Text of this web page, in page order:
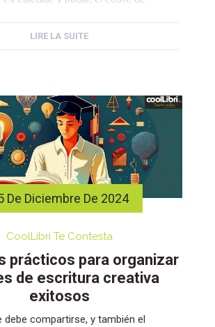
LIRE LA SUITE
De Diciembre De 2024
CoolLibri Te Contesta
prácticos para organizar
de escritura creativa
exitosos
debe compartirse, y también el